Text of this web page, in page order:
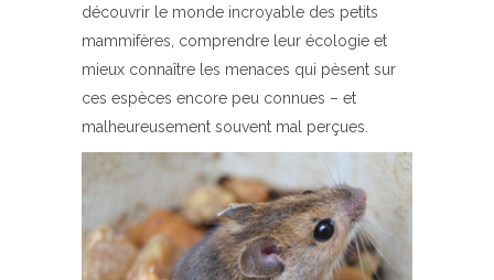
découvrir le monde incroyable des petits
mammifères, comprendre leur écologie et
mieux connaître les menaces qui pèsent sur
ces espèces encore peu connues – et
malheureusement souvent mal perçues.